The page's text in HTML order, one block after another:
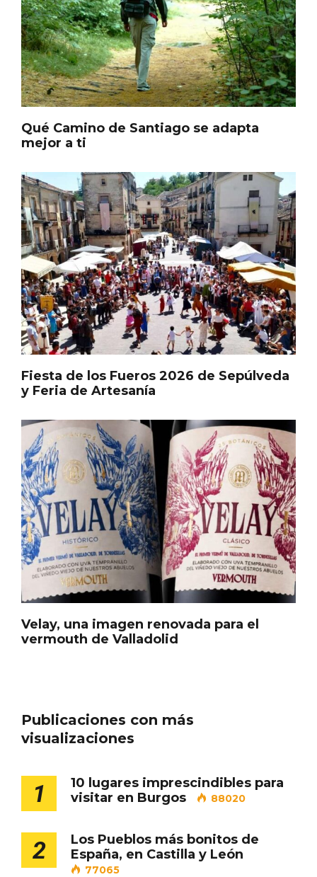
Qué Camino de Santiago se adapta
mejor a ti
Fiesta de los Fueros 2026 de Sepúlveda
y Feria de Artesanía
Velay, una imagen renovada para el
vermouth de Valladolid
Publicaciones con más
visualizaciones
1
10 lugares imprescindibles para
visitar en Burgos
88020
2
Los Pueblos más bonitos de
España, en Castilla y León
77065
En marzo, vuelve la mejor gastronomía
de la Trufa Negra de Soria
Cigales inaugura la musealización de los
arcos de la Iglesia de Santiago Apóstol
Porrón de Citas de 2026 en Moradillo de
Roa